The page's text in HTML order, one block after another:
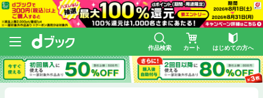
作品検索 カート はじめての方へ